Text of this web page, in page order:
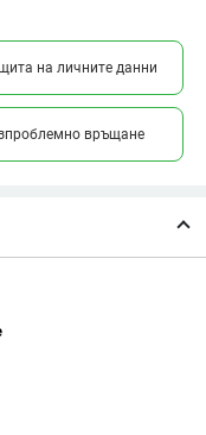
на личните данни
връщане